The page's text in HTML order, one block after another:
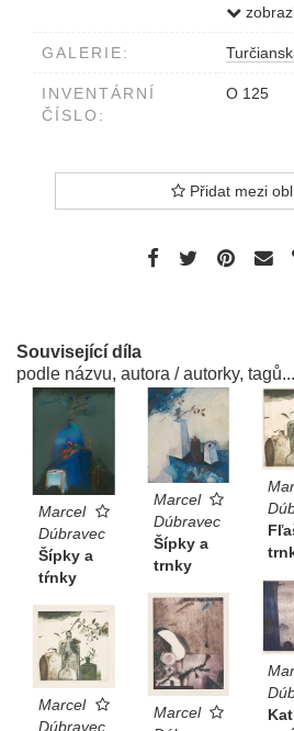
zozadu
slabo
GALERIE:
INVENTÁRNÍ
ČÍSLO:
O 125
Přidat mezi
Související díla
podle názvu, autora / autorky, tagů...
Marcel
Dúbravec
Šípky a
tŕnky
Marcel
Dúbravec
Šípky a
trnky
Marcel
Marcel
Dúbravec